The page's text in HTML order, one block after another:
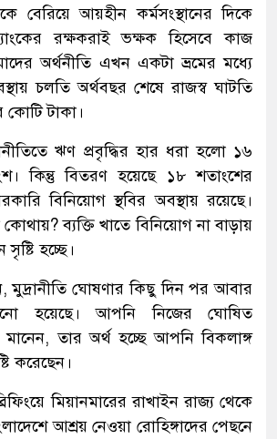
বেরিয়ে আয়হীন কর্মসংস্থানের দিকে
রক্ষকরাই ভক্ষক হিসেবে কাজ
অর্থনীতি এখন একটা ভ্রমের মধ্যে
চলতি অর্থবছর শেষে রাজস্ব ঘাটতি
কোটি টাকা।
ঋণ প্রবৃদ্ধির হার ধরা হলো ১৬
কিন্তু বিতরণ হয়েছে ১৮ শতাংশের
বিনিয়োগ স্থবির অবস্থায় রয়েছে।
ব্যক্তি খাতে বিনিয়োগ না বাড়ায়
হচ্ছে।
ঘোষণার কিছু দিন পর আবার
হয়েছে। আপনি নিজের ঘোষিত
মানেন, তার অর্থ হচ্ছে আপনি বিকলাঙ্গ
করেছেন।
মিয়ানমারের রাখাইন রাজ্য থেকে
আশ্রয় নেওয়া রোহিঙ্গাদের পেছনে